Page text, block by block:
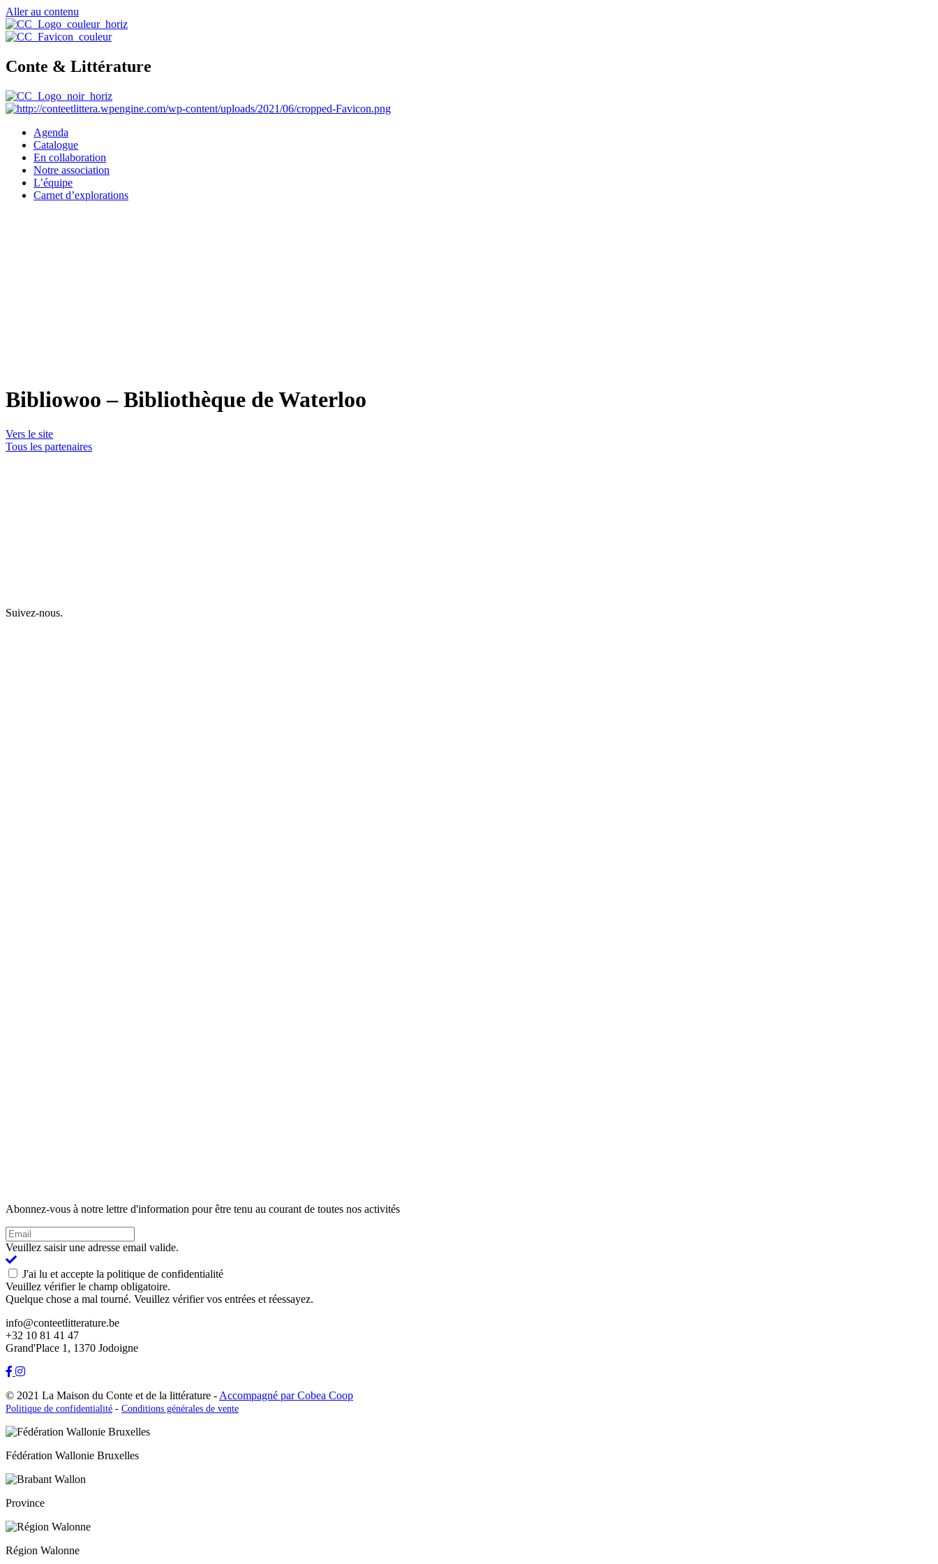
Aller au contenu
Conte & Littérature
Agenda
Catalogue
En collaboration
Notre association
L’équipe
Carnet d’explorations
Bibliowoo – Bibliothèque de Waterloo
Vers le site
Tous les partenaires
Suivez-nous.
Abonnez-vous à notre lettre d'information pour être tenu au courant de toutes nos activités
Veuillez saisir une adresse email valide.
J'ai lu et accepte la politique de confidentialité
Veuillez vérifier le champ obligatoire.
Quelque chose a mal tourné. Veuillez vérifier vos entrées et réessayez.
info@conteetlitterature.be
+32 10 81 41 47
Grand'Place 1, 1370 Jodoigne
© 2021 La Maison du Conte et de la littérature - Accompagné par Cobea Coop
Politique de confidentialité - Conditions générales de vente
Fédération Wallonie Bruxelles
Province
Région Walonne